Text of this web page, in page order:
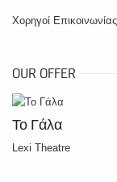
Χορηγοί
OUR OFFER
Το Γάλα
Lexi Theatre